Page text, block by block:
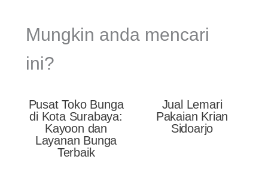
Mungkin anda mencari
ini?
Pusat Toko Bunga
di Kota Surabaya:
Kayoon dan
Layanan Bunga
Terbaik
Jual Lemari
Pakaian Krian
Sidoarjo